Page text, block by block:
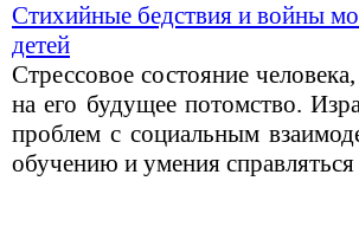
Стихийные бедствия и войны
детей
Стрессовое состояние
на его будущее потомство.
проблем с социальным
обучению и умения справляться